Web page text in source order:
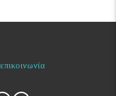
επικοινωνία